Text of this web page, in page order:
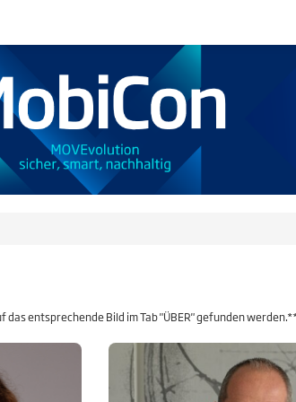
entsprechende Bild im Tab "ÜBER" gefunden